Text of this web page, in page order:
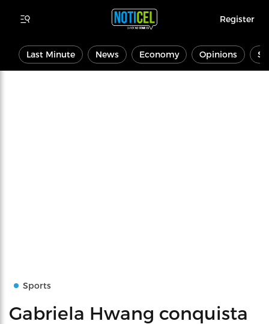
Register
Last Minute News Economy Opinions
Sports
Gabriela Hwang conquista